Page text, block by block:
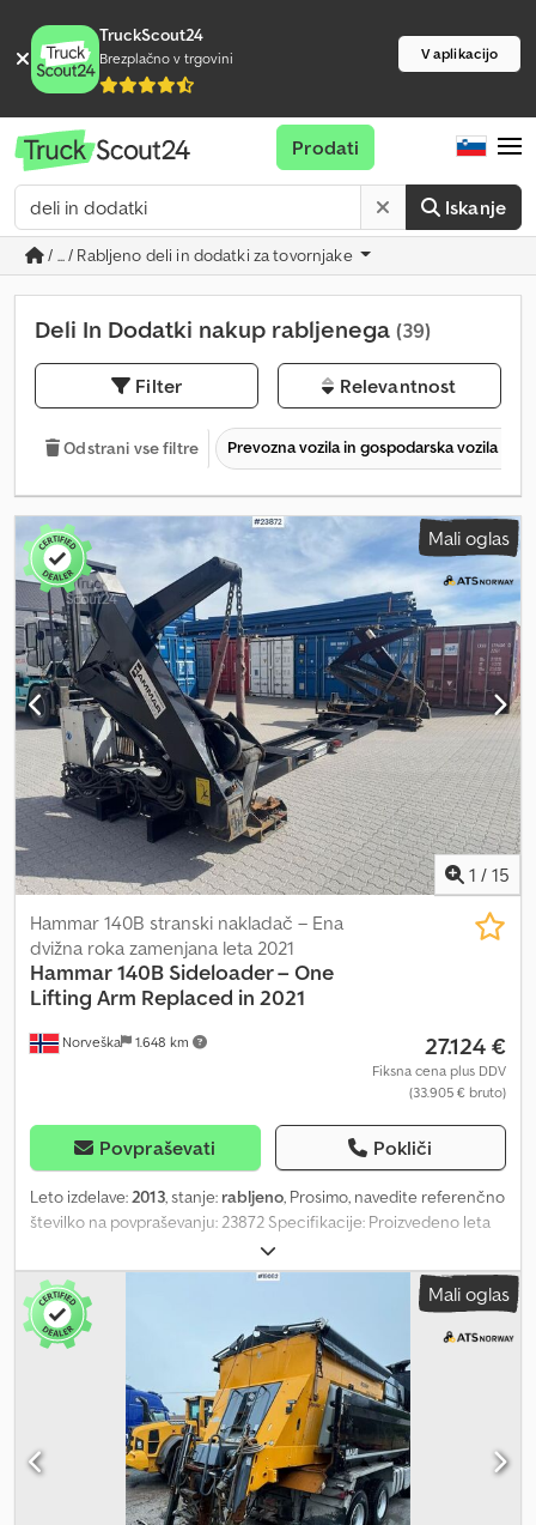
TruckScout24
Brezplačno v trgovini V aplikacijo
Iskanje
Prodati
/ ... / Rabljeno deli in dodatki za tovornjake
Deli In Dodatki nakup rabljenega (39)
Filter Relevantnost
Odstrani vse filtre Prevozna vozila in gospodarska vozila
Mali oglas
1 / 15
Norveška 1.648 km
Hammar 140B stranski nakladač – Ena
dvižna roka zamenjana leta 2021
Hammar140B Sideloader – One
Lifting Arm Replaced in 2021
27.124 €
Fiksna cena plus DDV
(33.905 € bruto)
Povpraševati Pokliči
Leto izdelave:2013, stanje: rabljeno, Prosimo, navedite referenčno
številko na povpraševanju: 23872 Specifikacije: Proizvedeno leta
2013 Prednja prečna roka je bila zamenjana leta 2021. Daljinsko
upravljanje Doseg 3,9 m Podpora na 3-osnem Volvu Pripravljen za
dostavo. Lastna teža: 1 Dkedpfozqk A Usx Abgsr Model: 140B
Sidelaster - zamenjana ena roka leta 2021 = Dodatne informacije =
Namen uporabe: prevoz blaga Za dodatne informacije se obrnite
na ATS Norway.
Mali oglas